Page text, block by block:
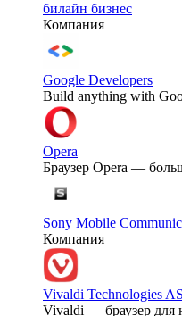
билайн бизнес
Компания
Google Developers
Build anything with
Opera
Браузер Opera —
Sony Mobile
Компания
Vivaldi Technologies AS
Vivaldi — браузер для